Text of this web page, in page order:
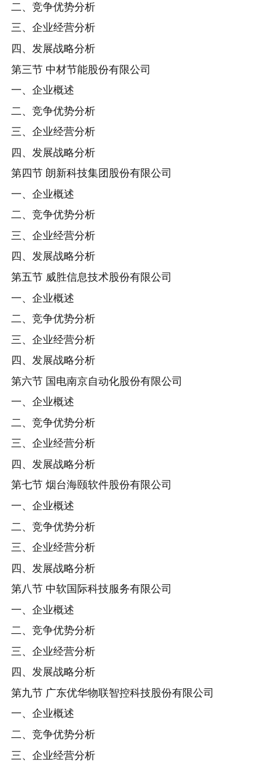
二、竞争优势分析
三、企业经营分析
四、发展战略分析
第三节 中材节能股份有限公司
一、企业概述
二、竞争优势分析
三、企业经营分析
四、发展战略分析
第四节 朗新科技集团股份有限公司
一、企业概述
二、竞争优势分析
三、企业经营分析
四、发展战略分析
第五节 威胜信息技术股份有限公司
一、企业概述
二、竞争优势分析
三、企业经营分析
四、发展战略分析
第六节 国电南京自动化股份有限公司
一、企业概述
二、竞争优势分析
三、企业经营分析
四、发展战略分析
第七节 烟台海颐软件股份有限公司
一、企业概述
二、竞争优势分析
三、企业经营分析
四、发展战略分析
第八节 中软国际科技服务有限公司
一、企业概述
二、竞争优势分析
三、企业经营分析
四、发展战略分析
第九节 广东优华物联智控科技股份有限公司
一、企业概述
二、竞争优势分析
三、企业经营分析